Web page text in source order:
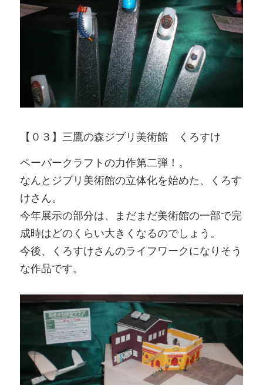
【０３】三鷹の森ジブリ美術館 くろすけ
ペーパークラフトの力作第二弾！。
なんとジブリ美術館の立体化を始めた、くろす
けさん。
今年展示の部分は、まだまだ美術館の一部で完
成時はどのくらい大きくなるのでしょう。
今後、くろすけさんのライフワークになりそう
な作品です。